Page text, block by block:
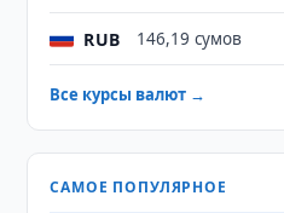
RUB 146,19 сумов
Все курсы валют →
САМОЕ ПОПУЛЯРНОЕ